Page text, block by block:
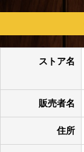
ストア名
販売者名
住所